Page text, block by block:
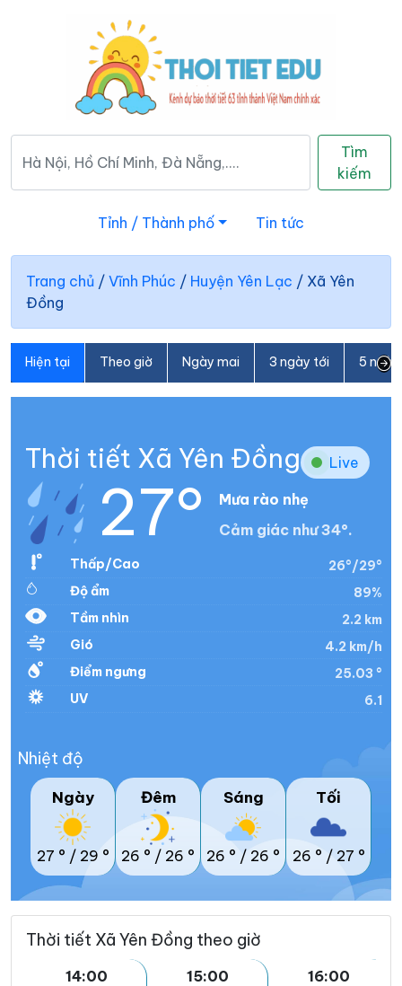
Tìm
kiếm
Tỉnh / Thành phố Tin tức
Trang chủ / Vĩnh Phúc / Huyện Yên Lạc / Xã Yên
Đồng
Hiện tại Theo giờ Ngày mai 3 ngày tới 5
Thời tiết Xã Yên Đồng Live
27°
Mưa rào nhẹ
Cảm giác như 34°.
Thấp/Cao
26°/29°
Độ ẩm
89%
Tầm nhìn
2.2 km
Gió
4.2 km/h
Điểm ngưng
25.03 °
UV
6.1
Nhiệt độ
Ngày
27 ° / 29 °
Đêm
26 ° / 26 °
Sáng
26 ° / 26 °
Tối
26 ° / 27 °
Thời tiết Xã Yên Đồng theo giờ
14:00
15:00
16:00